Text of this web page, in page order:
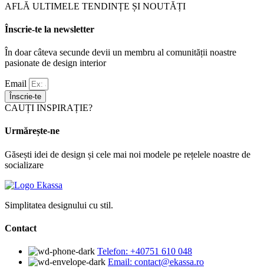
AFLĂ ULTIMELE TENDINȚE ȘI NOUTĂȚI
Înscrie-te la newsletter
În doar câteva secunde devii un membru al comunității noastre
pasionate de design interior
Email
Înscrie-te
CAUȚI INSPIRAȚIE?
Urmărește-ne
Găsești idei de design și cele mai noi modele pe rețelele noastre de
socializare
Simplitatea designului cu stil.
Contact
Telefon: +40751 610 048
Email: contact@ekassa.ro